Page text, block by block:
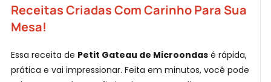
Receitas Criadas Com Carinho Para Sua
Mesa!
Essa receita de Petit Gateau de Microondas é rápida,
prática e vai impressionar. Feita em minutos, você pode